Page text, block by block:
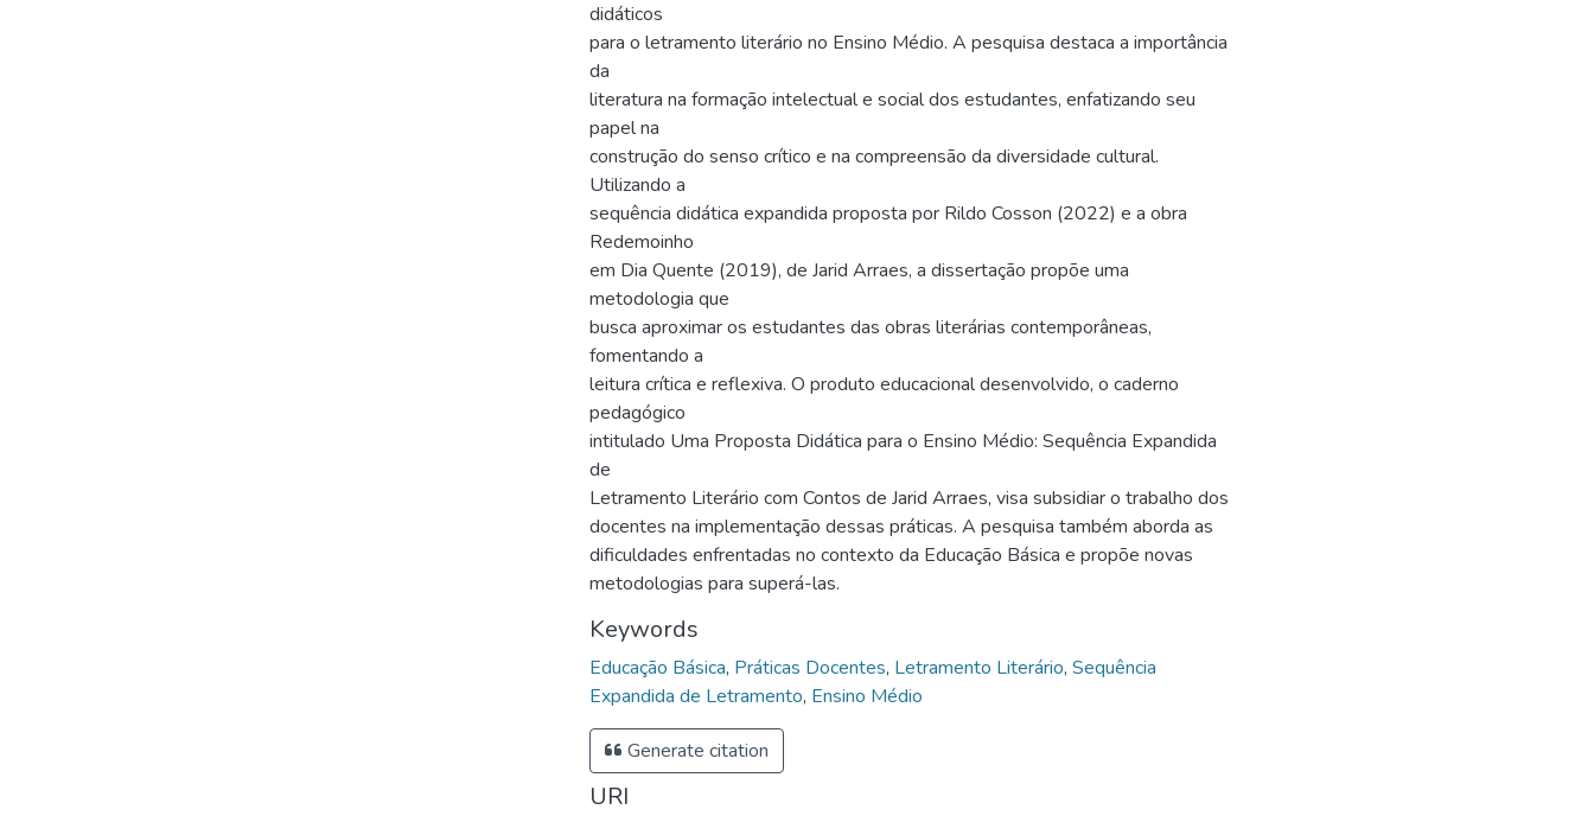
didáticos
para o letramento literário no Ensino Médio. A pesquisa destaca a importância
da
literatura na formação intelectual e social dos estudantes, enfatizando seu
papel na
construção do senso crítico e na compreensão da diversidade cultural.
Utilizando a
sequência didática expandida proposta por Rildo Cosson (2022) e a obra
Redemoinho
em Dia Quente (2019), de Jarid Arraes, a dissertação propõe uma
metodologia que
busca aproximar os estudantes das obras literárias contemporâneas,
fomentando a
leitura crítica e reflexiva. O produto educacional desenvolvido, o caderno
pedagógico
intitulado Uma Proposta Didática para o Ensino Médio: Sequência Expandida
de
Letramento Literário com Contos de Jarid Arraes, visa subsidiar o trabalho dos
docentes na implementação dessas práticas. A pesquisa também aborda as
dificuldades enfrentadas no contexto da Educação Básica e propõe novas
metodologias para superá-las.
Keywords
Educação Básica, Práticas Docentes, Letramento Literário, Sequência
Expandida de Letramento, Ensino Médio
Generate citation
URI